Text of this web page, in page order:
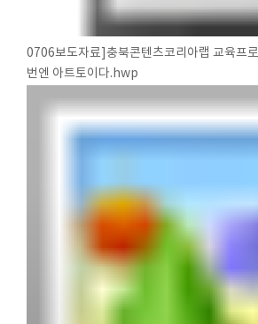
0706보도자료]충북콘텐츠코리아랩 교육프로
번엔 아트토이다.hwp